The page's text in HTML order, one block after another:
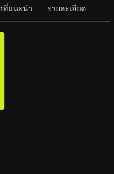
ที่แนะนำ รายละเอียด